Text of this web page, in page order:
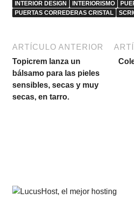
INTERIOR DESIGN
INTERIORISMO
PUERTAS CORREDERAS CRISTAL
ARTÍCULO ANTERIOR
Topicrem lanza un
bálsamo para las pieles
sensibles, secas y muy
secas, en tarro.